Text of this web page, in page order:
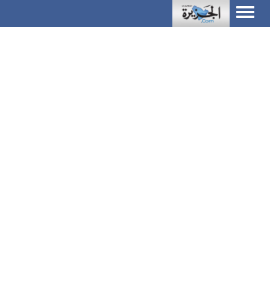
Toggle
navigation